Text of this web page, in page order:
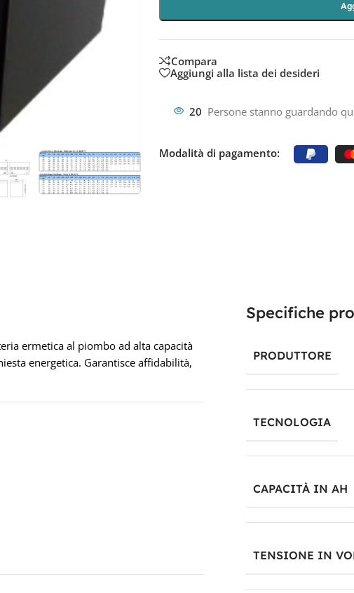
Compara
Aggiungi alla lista dei desideri
20 Persone stanno guardando
Modalità di pagamento:
ermetica al piombo ad alta capacità
energetica. Garantisce affidabilità,
Specifiche
PRODUTTORE
TECNOLOGIA
CAPACITÀ IN AH
TENSIONE IN